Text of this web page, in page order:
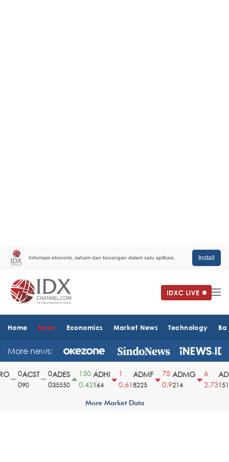
Informasi ekonomi, saham dan keuangan dalam satu aplikasi. Install
Home News Economics Market News Technology
More news:
ACST
90
ADES
35550
150
0.42
ADHI
164
0.61
ADMF
8225
75
0.9
ADMG
214
2.731510
More Market Data